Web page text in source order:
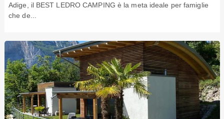
Adige, il BEST LEDRO CAMPING è la meta ideale per famiglie
che de...